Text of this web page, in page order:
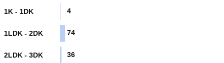
1K - 1DK 4
1LDK - 2DK 74
2LDK - 3DK 36